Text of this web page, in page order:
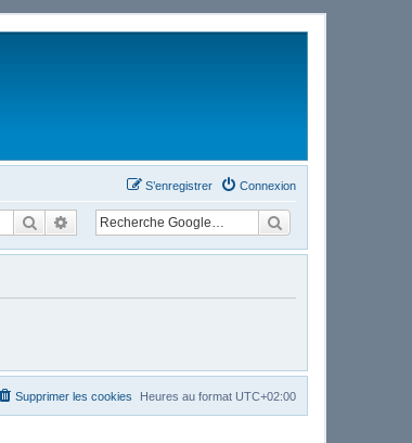
Connexion
S’enregistrer
RechercherRecherche avancée
Heures au format UTC+02:00
Supprimer les cookies